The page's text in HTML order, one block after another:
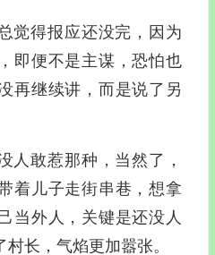
觉得报应还没完，因为
即便不是主谋，恐怕也
再继续讲，而是说了另
人敢惹那种，当然了，
着儿子走街串巷，想拿
当外人，关键是还没人
长，气焰更加嚣张。